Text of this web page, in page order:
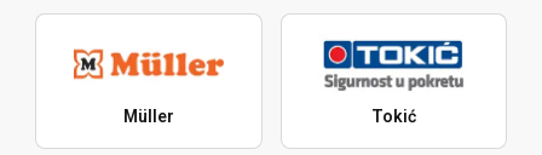
Müller Tokić